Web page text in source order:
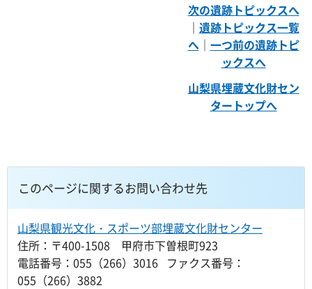
次の遺跡トピックスへ
｜ 遺跡トピックス一覧
へ｜ 一つ前の遺跡トピ
ックスへ
山梨県埋蔵文化財セン
タートップへ
このページに関するお問い合わせ先
山梨県観光文化・スポーツ部埋蔵文化財センター
住所：〒400-1508 甲府市下曽根町923
電話番号：055（266）3016 ファクス番号：
055（266）3882